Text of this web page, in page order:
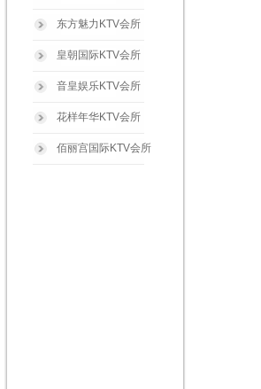
东方魅力KTV会所
皇朝国际KTV会所
音皇娱乐KTV会所
花样年华KTV会所
佰丽宫国际KTV会所